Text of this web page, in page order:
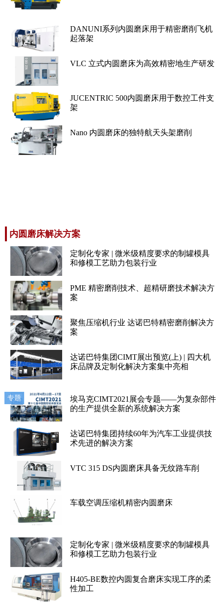
DANUNI系列内圆磨床用于精密磨削飞机
起落架
VLC 立式内圆磨床为高效精密地生产研发
JUCENTRIC 500内圆磨床用于数控工件支
架
Nano 内圆磨床的独特航天头架磨削
内圆磨床解决方案
定制化专家 | 微米级精度要求的制罐模具
和修模工艺助力包装行业
PME 精密磨削技术、超精研磨技术解决方
案
聚焦压缩机行业 达诺巴特精密磨削解决方
案
达诺巴特集团CIMT展出预览(上) | 四大机
床品牌及定制化解决方案集中亮相
专题
埃马克CIMT2021展会专题——为复杂部件
的生产提供全新的系统解决方案
达诺巴特集团持续60年为汽车工业提供技
术先进的解决方案
VTC 315 DS内圆磨床具备无纹路车削
车载空调压缩机精密内圆磨床
定制化专家 | 微米级精度要求的制罐模具
和修模工艺助力包装行业
H405-BE数控内圆复合磨床实现工序的柔
性加工